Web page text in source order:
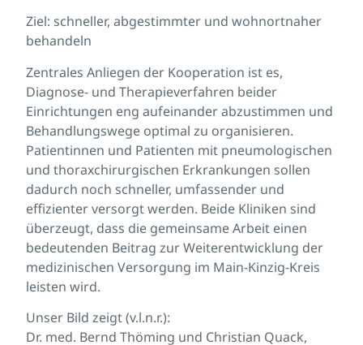
Ziel: schneller, abgestimmter und wohnortnaher
behandeln
Zentrales Anliegen der Kooperation ist es,
Diagnose- und Therapieverfahren beider
Einrichtungen eng aufeinander abzustimmen und
Behandlungswege optimal zu organisieren.
Patientinnen und Patienten mit pneumologischen
und thoraxchirurgischen Erkrankungen sollen
dadurch noch schneller, umfassender und
effizienter versorgt werden. Beide Kliniken sind
überzeugt, dass die gemeinsame Arbeit einen
bedeutenden Beitrag zur Weiterentwicklung der
medizinischen Versorgung im Main-Kinzig-Kreis
leisten wird.
Unser Bild zeigt (v.l.n.r.):
Dr. med. Bernd Thöming und Christian Quack,